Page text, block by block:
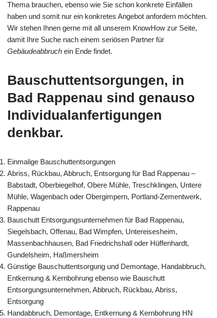
Thema brauchen, ebenso wie Sie schon konkrete Einfällen
haben und somit nur ein konkretes Angebot anfordern möchten.
Wir stehen Ihnen gerne mit all unserem KnowHow zur Seite,
damit Ihre Suche nach einem seriösen Partner für
Gebäudeabbruch ein Ende findet.
Bauschuttentsorgungen, in
Bad Rappenau sind genauso
Individualanfertigungen
denkbar.
Einmalige Bauschuttentsorgungen
Abriss, Rückbau, Abbruch, Entsorgung für Bad Rappenau –
Babstadt, Oberbiegelhof, Obere Mühle, Treschklingen, Untere
Mühle, Wagenbach oder Obergimpern, Portland-Zementwerk,
Rappenau
Bauschutt Entsorgungsunternehmen für Bad Rappenau,
Siegelsbach, Offenau, Bad Wimpfen, Untereisesheim,
Massenbachhausen, Bad Friedrichshall oder Hüffenhardt,
Gundelsheim, Haßmersheim
Günstige Bauschuttentsorgung und Demontage, Handabbruch,
Entkernung & Kernbohrung ebenso wie Bauschutt
Entsorgungsunternehmen, Abbruch, Rückbau, Abriss,
Entsorgung
Handabbruch, Demontage, Entkernung & Kernbohrung HN